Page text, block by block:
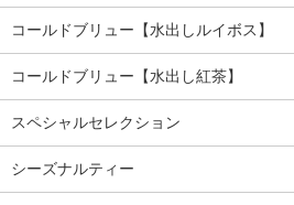
コールドブリュー【水出しルイボス】
コールドブリュー【水出し紅茶】
スペシャルセレクション
シーズナルティー